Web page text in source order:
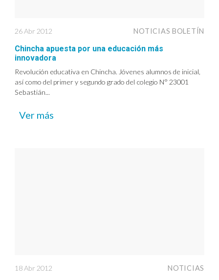
26 Abr 2012 NOTICIAS BOLETÍN
Chincha apuesta por una educación más
innovadora
Revolución educativa en Chincha. Jóvenes alumnos de inicial,
así como del primer y segundo grado del colegio N° 23001
Sebastián...
Ver más
18 Abr 2012 NOTICIAS